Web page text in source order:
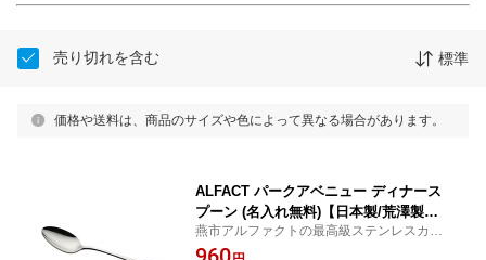
売り切れを含む 標準
価格や送料は、商品のサイズや色によって異なる場合があります。
ALFACT パークアベニュー ディナース
プーン (名入れ無料)【日本製/荒澤製作
所/カトラリー】
燕市アルファクトの最高級ステンレスカト
ラリー 【楽ギフ_名入れ】【日本製／燕市